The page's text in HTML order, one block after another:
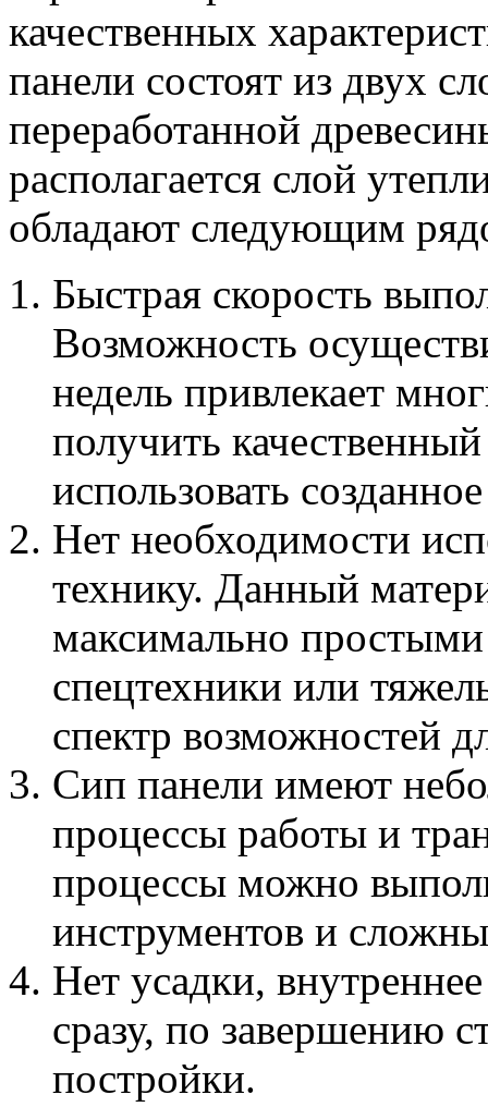
качественных
панели состоят из двух
переработанной
располагается слой
обладают следующим
Быстрая скорость
Возможность
недель привлекает
получить
использовать
Нет необходимости
технику. Данный
максимально
спецтехники или
спектр возможностей
Сип панели имеют
процессы работы и
процессы можно
инструментов и
Нет усадки,
сразу, по завершению
постройки.